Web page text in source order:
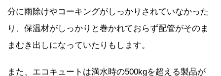
分に雨除けやコーキングがしっかりされていなかった
り、保温材がしっかりと巻かれておらず配管がそのま
まむき出しになっていたりもします。
また、エコキュートは満水時の500kgを超える製品が